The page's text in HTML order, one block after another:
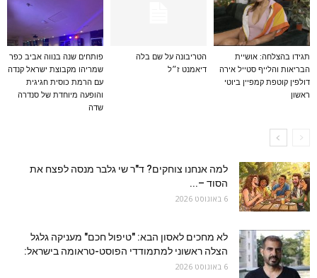
תגידו בהצלחה: אושיית
הבריאות והלייף סטייל אירה
דולפין קוטפת קמפיין ביוטי
ראשון
הטריבונה על שם בלה
דיאמנט ז״ל
פותחים שנה בנווה אביב כפר
שמריהו מקבוצת ישראל קנדה
עם הרמת כוסית חגיגית
והופעה מיוחדת של סנדרה
שדה
למה אנחנו צוחקים? ד"ר שי גלבר מנסה לפצח את
הסוד –...
6 באוגוסט 2026
לא מחכים לאסון הבא: "טיפול חכם" מעניקה גלגל
הצלה ראשוני למתמודדי הפוסט-טראומה בישראל:
6 באוגוסט 2026